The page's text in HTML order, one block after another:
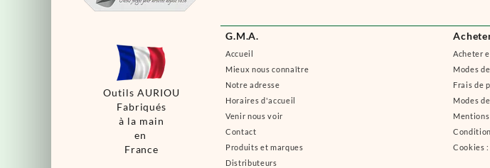
G.M.A.
Accueil
Mieux nous connaître
Notre adresse
Horaires d'accueil
Venir nous voir
Contact
Produits et marques
Distributeurs
Acheter
Modes
Frais de
Modes
Cookies
Outils AURIOU
Fabriqués
à la main
en
France